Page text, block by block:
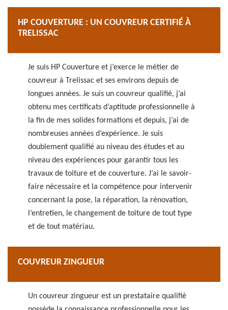
HP COUVERTURE : UN COUVREUR CERTIFIÉ À
TRELISSAC
Je suis HP Couverture et j’exerce le métier de
couvreur à Trelissac et ses environs depuis de
longues années. Je suis un couvreur qualifié, j’ai
obtenu mes certificats d’aptitude professionnelle à
la fin de mes solides formations et depuis, j’ai de
nombreuses années d’expérience. Je suis
doublement qualifié au niveau des études et au
niveau des expériences pour garantir tous les
travaux de toiture et de couverture. J’ai le savoir-
faire nécessaire et la compétence pour intervenir
concernant la pose, la réparation, la rénovation,
l’entretien, le changement de toiture de tout type
et de tout matériau.
COUVREUR ZINGUEUR
Un couvreur zingueur est un prestataire qualifié